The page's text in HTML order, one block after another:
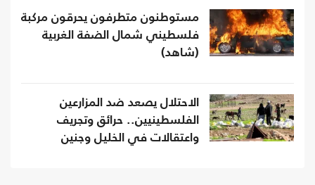
مستوطنون متطرفون يحرقون مركبة
فلسطيني شمال الضفة الغربية
(شاهد)
الاحتلال يصعد ضد المزارعين
الفلسطينيين.. حرائق وتجريف
واعتقالات في الخليل وجنين